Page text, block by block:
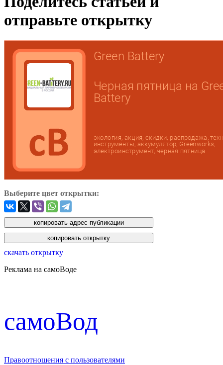
отправьте открытку
Выберите цвет открытки:
скачать открытку
Реклама на самоВоде
cамоВод
Правоотношения с пользователями